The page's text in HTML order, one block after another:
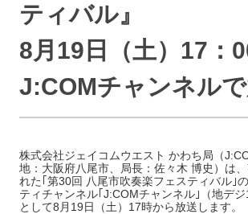
ティバル』
8月19日（土）17：
J:COMチャンネル
株式会社ジェイコムウエスト かわち局（
地：大阪府八尾市、局長：佐々木 博史）は
れた｢第30回 八尾市吹奏楽フェスティバル｣
ティチャンネル｢J:COMチャンネル｣（地デ
として8月19日（土）17時から放送します。